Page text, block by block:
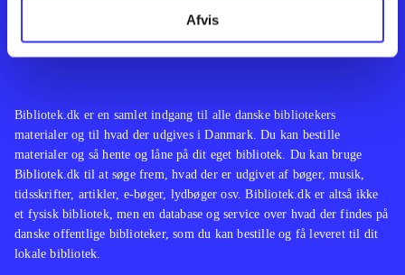
Afvis
Bibliotek.dk er en samlet indgang til alle danske bibliotekers
materialer og til hvad der udgives i Danmark. Du kan bestille
materialer og så hente og låne på dit eget bibliotek. Du kan bruge
Bibliotek.dk til at søge frem, hvad der er udgivet af bøger, musik,
tidsskrifter, artikler, e-bøger, lydbøger osv. Bibliotek.dk er altså ikke
et fysisk bibliotek, men en database og service over hvad der findes på
danske offentlige biblioteker, som du kan bestille og få leveret til dit
lokale bibliotek.
English
Noder